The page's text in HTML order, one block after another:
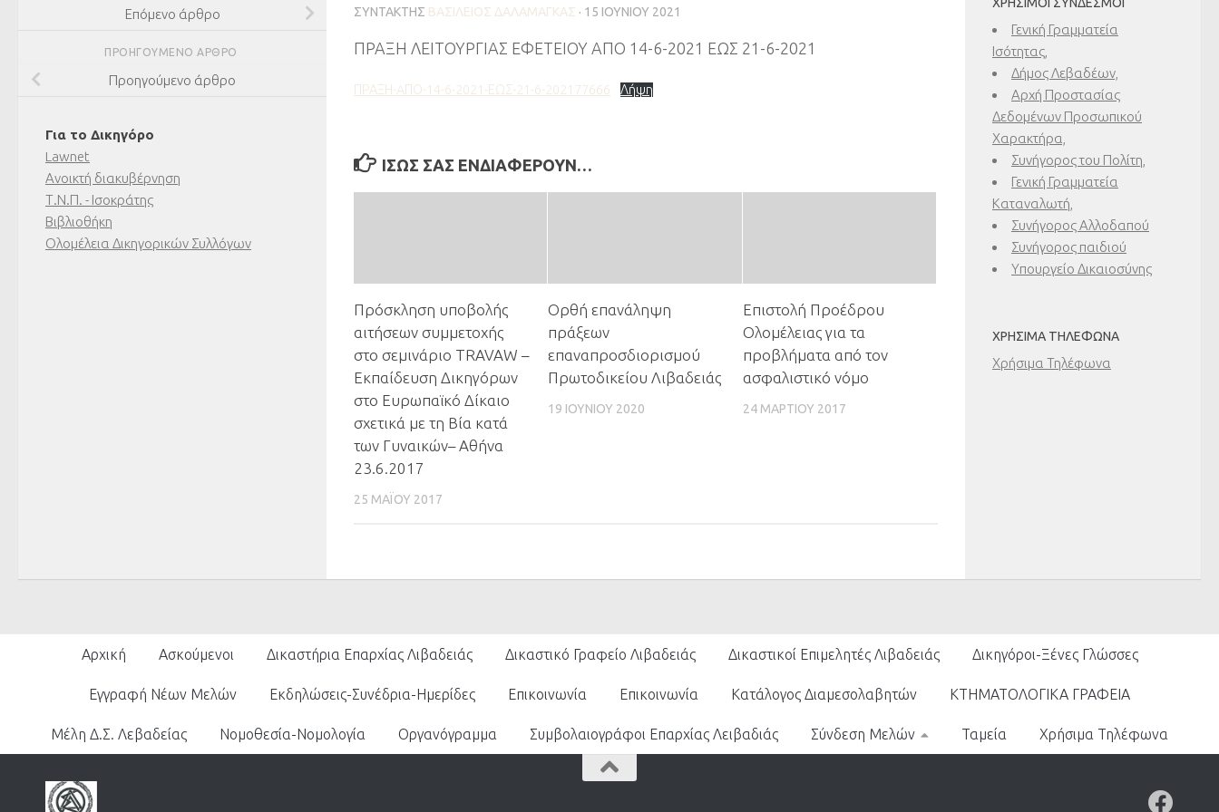
ΣΥΝΤΆΚΤΗΣ ΒΑΣΊΛΕΙΟΣ ΔΑΛΑΜΆΓΚΑΣ · 15 ΙΟΥΝΊΟΥ 2021
ΠΡΑΞΗ ΛΕΙΤΟΥΡΓΙΑΣ ΕΦΕΤΕΙΟΥ AΠΟ 14-6-2021 ΕΩΣ 21-6-2021
ΠΡΑΞΗ-AΠΟ-14-6-2021-ΕΩΣ-21-6-202177666 Λήψη
ΊΣΩΣ ΣΑΣ ΕΝΔΙΑΦΈΡΟΥΝ…
Πρόσκληση υποβολής
αιτήσεων συμμετοχής
στο σεμινάριο TRAVAW –
Εκπαίδευση Δικηγόρων
στο Ευρωπαϊκό Δίκαιο
σχετικά με τη Βία κατά
των Γυναικών– Αθήνα
23.6.2017
25 ΜΑΪ́ΟΥ 2017
Ορθή επανάληψη
πράξεων
επαναπροσδιορισμού
Πρωτοδικείου Λιβαδειάς
19 ΙΟΥΝΊΟΥ 2020
Επιστολή Προέδρου
Ολομέλειας για τα
προβλήματα από τον
ασφαλιστικό νόμο
24 ΜΑΡΤΊΟΥ 2017
Επόμενο άρθρο
ΠΡΟΗΓΟΎΜΕΝΟ ΆΡΘΡΟ
Προηγούμενο άρθρο
Για το Δικηγόρο
Lawnet
Ανοικτή διακυβέρνηση
Τ.Ν.Π. - Ισοκράτης
Βιβλιοθήκη
Ολομέλεια Δικηγορικών Συλλόγων
Γενική Γραμματεία
Ισότητας,
Δήμος Λεβαδέων,
Αρχή Προστασίας
Δεδομένων Προσωπικού
Χαρακτήρα,
Συνήγορος του Πολίτη,
Γενική Γραμματεία
Καταναλωτή,
Συνήγορος Αλλοδαπού
Συνήγορος παιδιού
Υπουργείο Δικαιοσύνης
ΧΡΉΣΙΜΑ ΤΗΛΈΦΩΝΑ
Χρήσιμα Τηλέφωνα
Αρχική Ασκούμενοι Δικαστήρια Επαρχίας Λιβαδειάς Δικαστικό Γραφείο Λιβαδειάς Δικαστικοί Επιμελητές Λιβαδειάς Δικηγόροι-Ξένες Γλώσσες
Εγγραφή Νέων Μελών Εκδηλώσεις-Συνέδρια-Ημερίδες Επικοινωνία Επικοινωνία Κατάλογος Διαμεσολαβητών ΚΤΗΜΑΤΟΛΟΓΙΚΑ ΓΡΑΦΕΙΑ
Μέλη Δ.Σ. Λεβαδείας Νομοθεσία-Νομολογία Οργανόγραμμα Συμβολαιογράφοι Επαρχίας Λειβαδιάς Σύνδεση Μελών Ταμεία Χρήσιμα Τηλέφωνα